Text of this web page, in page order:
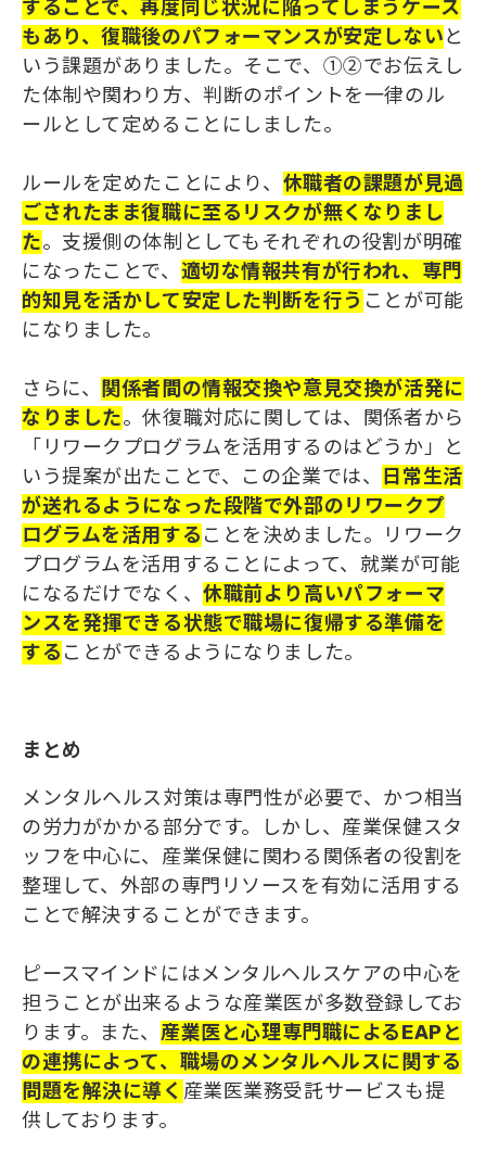
することで、再度同じ状況に 陥ってしまうケース
もあり、復職後のパフォーマンスが安定しないと
いう課題がありました。そこで、①②でお伝えし
た体制や関わり方、判断のポイントを一律のル
ールとして定めることにしました。
ルールを定めたことにより、 休職者の課題が見過
ごされたまま復職に至るリスクが無くなりまし
た。支援側の体制としてもそれぞれの役割が明確
になったことで、 適切な情報共有が行われ、専門
的知見を活かして安定した判断を行う ことが可能
になりました。
さらに、
関係者間の情報交換や意見交換が活発に
なりました。休復職対応に関しては、関係者から
「リワークプログラムを活用するのはどうか」と
いう提案が出たことで、この企業では、
日常生活
が送れるようになった段階で外部のリワークプ
ログラムを活用する ことを決めました。リワーク
プログラムを活用することによって、就業が可能
になるだけでなく、休職前より高いパフォーマ
ンスを発揮できる状態で職場に復帰する準備を
する ことができるようになりました。
まとめ
メンタルヘルス対策は専門性が必要で、かつ相当
の労力がかかる部分です。しかし、産業保健スタ
ッフを中心に、産業保健に関わる関係者の役割を
整理して、外部の専門リソースを有効に活用する
ことで解決することができます。
ピースマインドにはメンタルヘルスケアの中心を
担うことが出来るような産業医が多数登録してお
ります。また、産業医と心理専門職によるEAPと
の連携によって、職場のメンタルヘルスに関する
問題を解決に導く 産業医業務受託サービスも提
供しております。